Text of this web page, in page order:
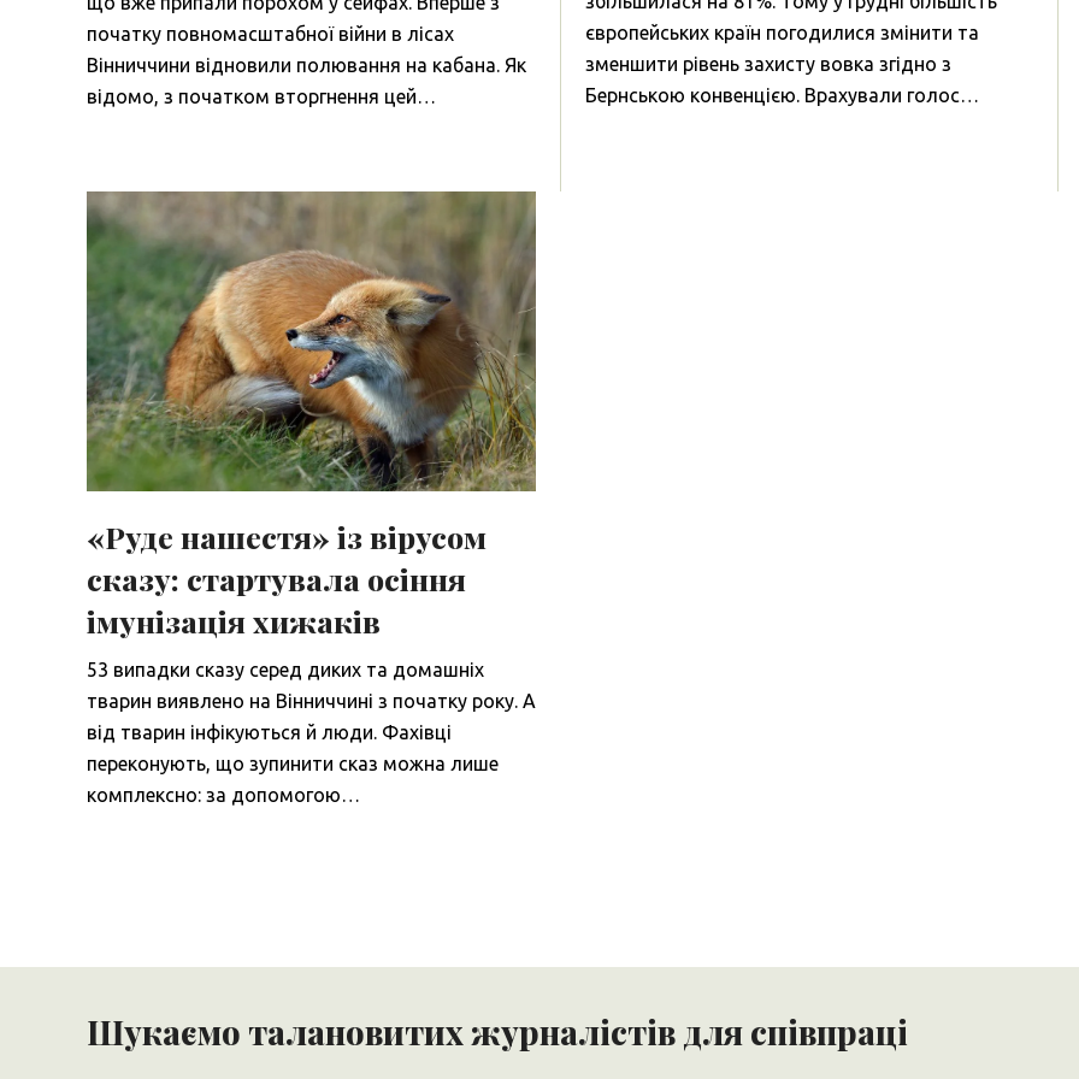
початку повномасштабної війни в лісах
Вінниччини відновили полювання на кабана. Як
відомо, з початком вторгнення цей…
європейських країн погодилися змінити та
зменшити рівень захисту вовка згідно з
Бернською конвенцією. Врахували голос…
«Руде нашестя» із вірусом
сказу: стартувала осіння
імунізація хижаків
53 випадки сказу серед диких та домашніх
тварин виявлено на Вінниччині з початку року. А
від тварин інфікуються й люди. Фахівці
переконують, що зупинити сказ можна лише
комплексно: за допомогою…
Шукаємо талановитих журналістів для співпраці